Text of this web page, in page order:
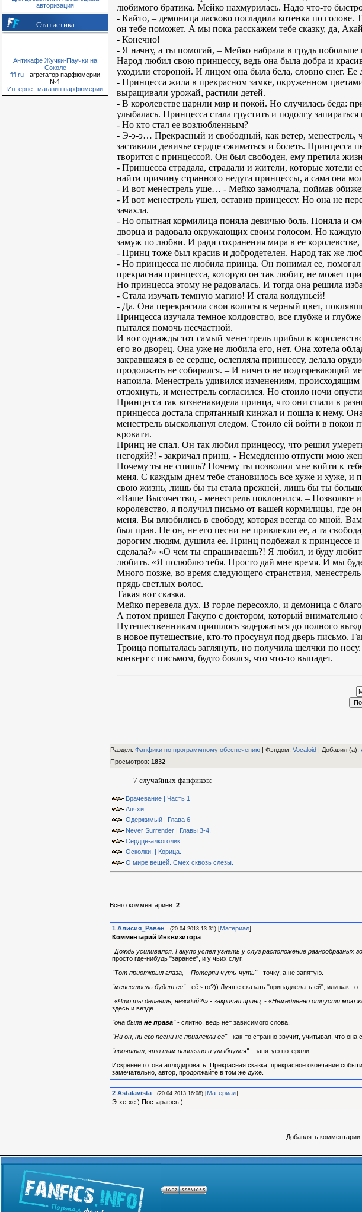
авторизация
Статистика
Антикафе Жучки-Паучки на
Соколе
fifi.ru - агрегатор парфюмерии
№1
Интернет магазин парфюмерии
любимого братика. Мейко нахмурилась. Надо что-то
- Кайто, – демоница ласково погладила котенка по
он тебе поможет. А мы пока расскажем тебе сказку, да,
- Конечно!
- Я начну, а ты помогай, – Мейко набрала в грудь побольше
Народ любил свою принцессу, ведь она была добра и
уходили стороной. И лицом она была бела, словно снег.
- Принцесса жила в прекрасном замке, окруженном
выращивали урожай, растили детей.
- В королевстве царили мир и покой. Но случилась беда:
улыбалась. Принцесса стала грустить и подолгу
- Но кто стал ее возлюбленным?
- Э-э-э… Прекрасный и свободный, как ветер, менестрель,
заставили девичье сердце сжиматься и болеть. Принцесса
творится с принцессой. Он был свободен, ему претила
- Принцесса страдала, страдали и жители, которые хотели
найти причину странного недуга принцессы, а сама она
- И вот менестрель уше… - Мейко замолчала, поймав
- И вот менестрель ушел, оставив принцессу. Но она не
зачахла.
- Но опытная кормилица поняла девичью боль. Поняла и
дворца и радовала окружающих своим голосом. Но
замуж по любви. И ради сохранения мира в ее королевстве,
- Принц тоже был красив и добродетелен. Народ так же
- Но принцесса не любила принца. Он понимал ее,
прекрасная принцесса, которую он так любит, не может
Но принцесса этому не радовалась. И тогда она решила
- Стала изучать темную магию! И стала колдуньей!
- Да. Она перекрасила свои волосы в черный цвет,
Принцесса изучала темное колдовство, все глубже и
пытался помочь несчастной.
И вот однажды тот самый менестрель прибыл в
его во дворец. Она уже не любила его, нет. Она хотела
закравшаяся в ее сердце, ослепляла принцессу, делала
продолжать не собирался. – И ничего не подозревающий
напоила. Менестрель удивился изменениям,
отдохнуть, и менестрель согласился. Но стоило ночи
Принцесса так возненавидела принца, что они спали в
принцесса достала спрятанный кинжал и пошла к нему.
менестрель выскользнул следом. Стоило ей войти в покои
кровати.
Принц не спал. Он так любил принцессу, что решил
негодяй?! - закричал принц. - Немедленно отпусти мою
Почему ты не спишь? Почему ты позволил мне войти к
меня. С каждым днем тебе становилось все хуже и хуже,
свою жизнь, лишь бы ты стала прежней, лишь бы ты больше
«Ваше Высочество, - менестрель поклонился. – Позвольте
королевство, я получил письмо от вашей кормилицы, где
меня. Вы влюбились в свободу, которая всегда со мной.
был прав. Не он, не его песни не привлекли ее, а та
дорогим людям, душила ее. Принц подбежал к принцессе
сделала?» «О чем ты спрашиваешь?! Я любил, и буду
любить. «Я полюблю тебя. Просто дай мне время. И мы
Много позже, во время следующего странствия,
прядь светлых волос.
Такая вот сказка.
Мейко перевела дух. В горле пересохло, и демоница с
А потом пришел Гакупо с доктором, который внимательно
Путешественникам пришлось задержаться до полного
в новое путешествие, кто-то просунул под дверь письмо.
Троица попыталась заглянуть, но получила щелчки по
конверт с письмом, будто боялся, что что-то выпадет.
Раздел: Фанфики по программному обеспечению | Фэндом: Vocaloid | Добавил (а):
Просмотров: 1832
7 случайных фанфиков:
Врачевание | Часть 1
Апчхи
Одержимый | Глава 6
Never Surrender | Главы 3-4.
Сердце-алкоголик
Осколки. | Корица.
О мире вещей. Смех сквозь слезы.
Всего комментариев: 2
1 Алиcия_Равен (20.04.2013 13:31) [Материал]
Комментарий Инквизитора
"Дождь усиливался. Гакупо успел узнать у слуг расположение разнообразных
просто где-нибудь "заранее", и у чьих слуг.
"Тот приоткрыл глаза, – Потерпи чуть-чуть"- точку, а не запятую.
"менестрель будет ее"- её что?)) Лучше сказать "принадлежать ей", или как-то
"«Что ты делаешь, негодяй?!» - закричал принц. - «Немедленно отпусти мою
здесь и везде.
"она была не права"- слитно, ведь нет зависимого слова.
"Ни он, ни его песни не привлекли ее"- как-то странно звучит, учитывая, что она
"прочитал, что там написано и улыбнулся"- запятую потеряли.
Искренне готова аплодировать. Прекрасная сказка, прекрасное окончание
замечательно, автор, продолжайте в том же духе.
2 Astalavista (20.04.2013 16:08) [Материал]
Э-хе-хе ) Постараюсь )
Добавлять комментарии